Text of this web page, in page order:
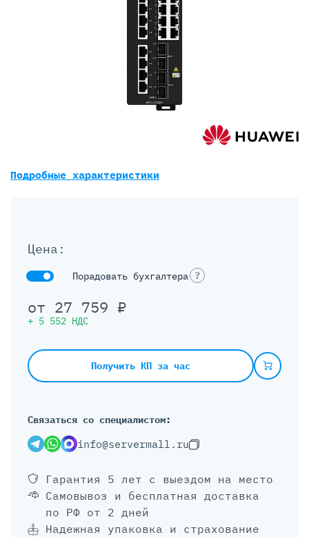
Цена:
Порадовать бухгалтера ?
от 27 759 ₽
+ 5 552 НДС
Получить КП за час
Связаться со специалистом:
info@servermall.ru
Гарантия 5 лет с выездом на место
Самовывоз и бесплатная доставка
по РФ от 2 дней
Надежная упаковка и страхование
Подробные характеристики